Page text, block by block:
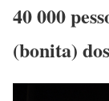
40 000
(bonita)